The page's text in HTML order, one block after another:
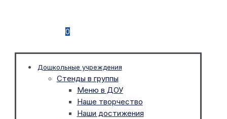
0
Дошкольные учреждения
Стенды в группы
Меню в ДОУ
Наше творчество
Наши достижения